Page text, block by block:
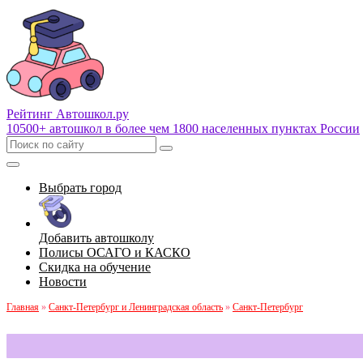
Рейтинг Автошкол.ру
10500+ автошкол в более чем 1800 населенных пунктах России
Выбрать город
Добавить автошколу
Полисы ОСАГО и КАСКО
Скидка на обучение
Новости
Главная » Санкт-Петербург и Ленинградская область » Санкт-Петербург